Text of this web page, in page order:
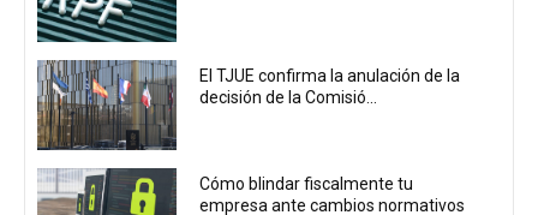
El TJUE confirma la anulación de la
decisión de la Comisió...
Cómo blindar fiscalmente tu
empresa ante cambios normativos